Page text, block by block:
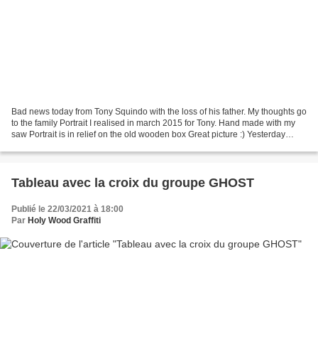
Bad news today from Tony Squindo with the loss of his father. My thoughts go
to the family Portrait I realised in march 2015 for Tony. Hand made with my
saw Portrait is in relief on the old wooden box Great picture :) Yesterday
Tableau avec la croix du groupe GHOST
Publié le 22/03/2021 à 18:00
Par Holy Wood Graffiti